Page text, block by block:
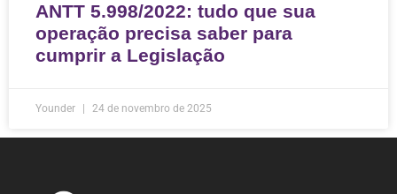
ANTT 5.998/2022: tudo que sua
operação precisa saber para
cumprir a Legislação
Younder 24 de novembro de 2025